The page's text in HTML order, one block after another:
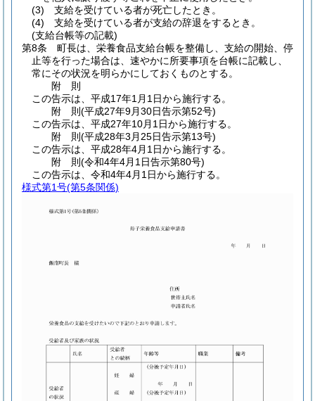
(3)
支給を受けている者が死亡したとき。
(4)
支給を受けている者が支給の辞退をするとき。
(支給台帳等の記載)
第8条
町長は、栄養食品支給台帳を整備し、支給の開始、停
止等を行った場合は、速やかに所要事項を台帳に記載し、
常にその状況を明らかにしておくものとする。
附 則
この告示は、平成17年1月1日から施行する。
附 則(平成27年9月30日告示第52号)
この告示は、平成27年10月1日から施行する。
附 則(平成28年3月25日告示第13号)
この告示は、平成28年4月1日から施行する。
附 則(令和4年4月1日告示第80号)
この告示は、令和4年4月1日から施行する。
様式第1号(第5条関係)